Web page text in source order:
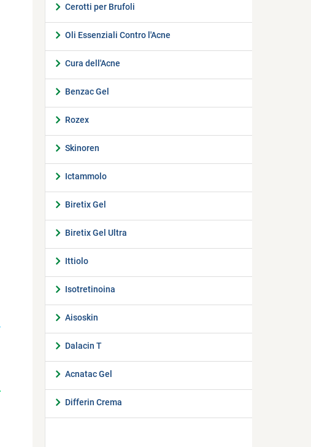
Cerotti per Brufoli
Oli Essenziali Contro l'Acne
Cura dell'Acne
Benzac Gel
Rozex
Skinoren
Ictammolo
Biretix Gel
Biretix Gel Ultra
Ittiolo
Isotretinoina
Aisoskin
Dalacin T
Acnatac Gel
Differin Crema